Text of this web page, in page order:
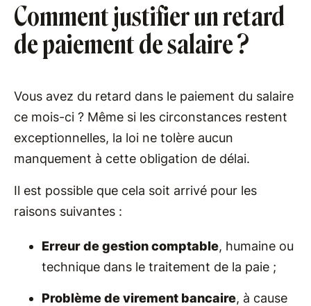
Comment justifier un retard
de paiement de salaire ?
Vous avez du retard dans le paiement du salaire
ce mois-ci ? Même si les circonstances restent
exceptionnelles, la loi ne tolère aucun
manquement à cette obligation de délai.
Il est possible que cela soit arrivé pour les
raisons suivantes :
Erreur de gestion comptable, humaine ou
technique dans le traitement de la paie ;
Problème de virement bancaire, à cause